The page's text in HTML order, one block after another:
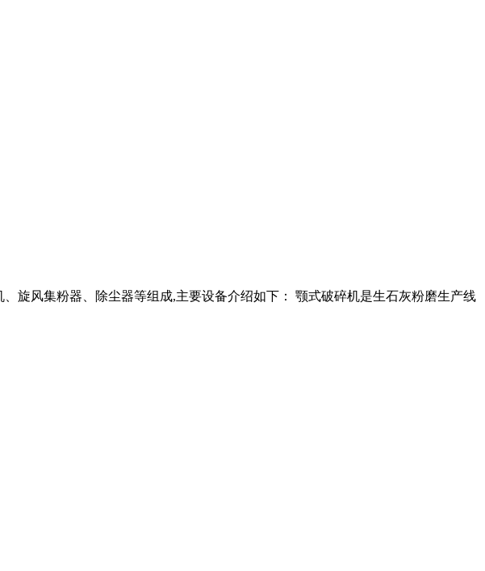
旋风集粉器、除尘器等组成,主要设备介绍如下： 颚式破碎机是生石灰粉磨生产线